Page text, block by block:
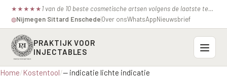
★ ★ ★ ★ ★ 1 van de 10 beste cosmetische artsen volgens de laatste test van de consumentenbond.
◍Nijmegen·Sittard·EnschedeOver onsWhatsAppNieuwsbrief
PRAKTIJK VOOR
INJECTABLES
Home/Kostentool/— indicatie lichte indicatie